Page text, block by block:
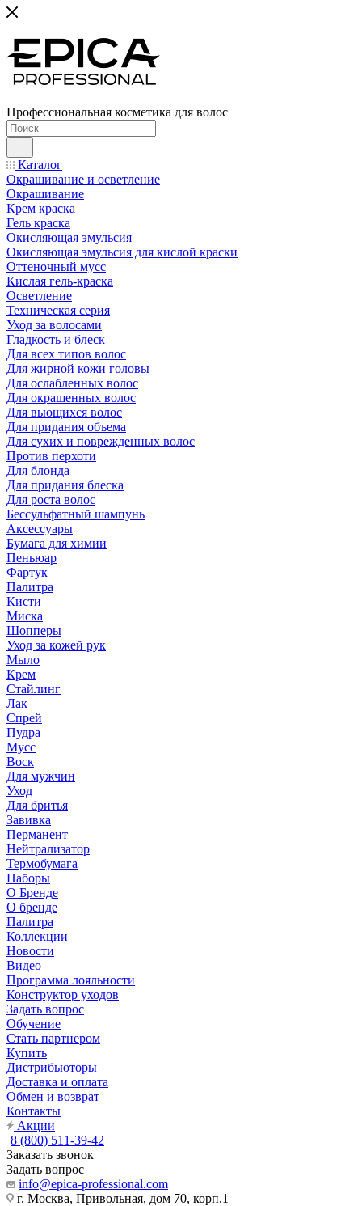
Профессиональная косметика для волос
Каталог
Окрашивание и осветление
Окрашивание
Крем краска
Гель краска
Окисляющая эмульсия
Окисляющая эмульсия для кислой краски
Оттеночный мусс
Кислая гель-краска
Осветление
Техническая серия
Уход за волосами
Гладкость и блеск
Для всех типов волос
Для жирной кожи головы
Для ослабленных волос
Для окрашенных волос
Для вьющихся волос
Для придания объема
Для сухих и поврежденных волос
Против перхоти
Для блонда
Для придания блеска
Для роста волос
Бессульфатный шампунь
Аксессуары
Бумага для химии
Пеньюар
Фартук
Палитра
Кисти
Миска
Шопперы
Уход за кожей рук
Мыло
Крем
Стайлинг
Лак
Спрей
Пудра
Мусс
Воск
Для мужчин
Уход
Для бритья
Завивка
Перманент
Нейтрализатор
Термобумага
Наборы
О Бренде
О бренде
Палитра
Коллекции
Новости
Видео
Программа лояльности
Конструктор уходов
Задать вопрос
Обучение
Стать партнером
Купить
Дистрибьюторы
Доставка и оплата
Обмен и возврат
Контакты
Акции
8 (800) 511-39-42
Заказать звонок
Задать вопрос
info@epica-professional.com
г. Москва, Привольная, дом 70, корп.1